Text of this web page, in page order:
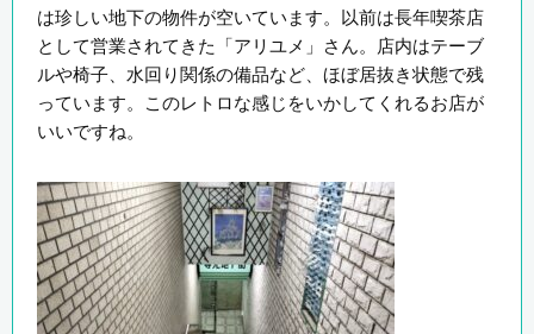
は珍しい地下の物件が空いています。以前は長年喫茶店
として営業されてきた「アリユメ」さん。店内はテーブ
ルや椅子、水回り関係の備品など、ほぼ居抜き状態で残
っています。このレトロな感じをいかしてくれるお店が
いいですね。